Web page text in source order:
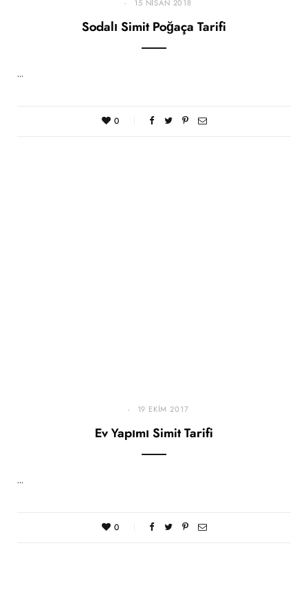
15 NISAN 2018
Sodalı Simit Poğaça Tarifi
…
0
19 EKIM 2017
Ev Yapımı Simit Tarifi
…
0